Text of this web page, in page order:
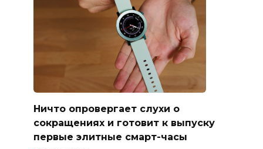
Ничто опровергает слухи о
сокращениях и готовит к выпуску
первые элитные смарт-часы